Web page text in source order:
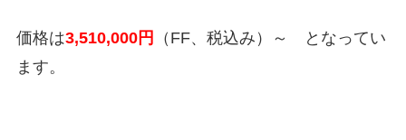
価格は3,510,000円
（FF、税込み）～ となってい
ます。